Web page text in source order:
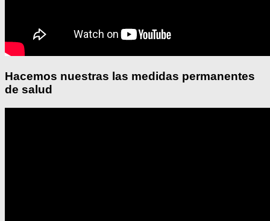
Hacemos nuestras las medidas permanentes
de salud